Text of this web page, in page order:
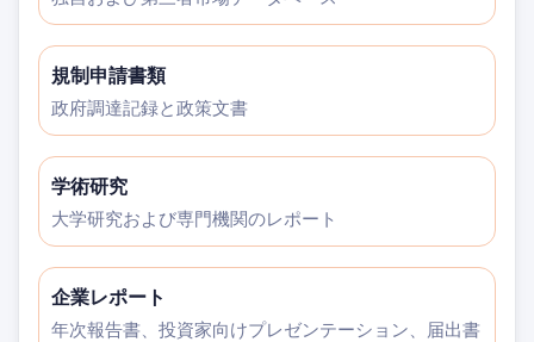
規制申請書類
政府調達記録と政策文書
学術研究
大学研究および専門機関のレポート
企業レポート
年次報告書、投資家向けプレゼンテーション、届出書